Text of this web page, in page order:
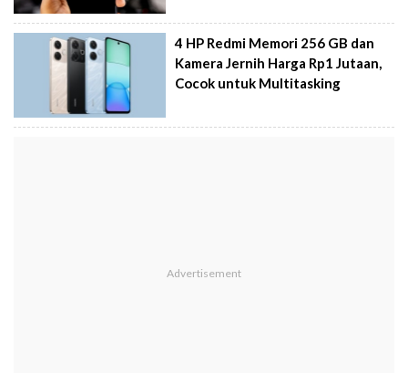
4 HP Redmi Memori 256 GB dan
Kamera Jernih Harga Rp1 Jutaan,
Cocok untuk Multitasking